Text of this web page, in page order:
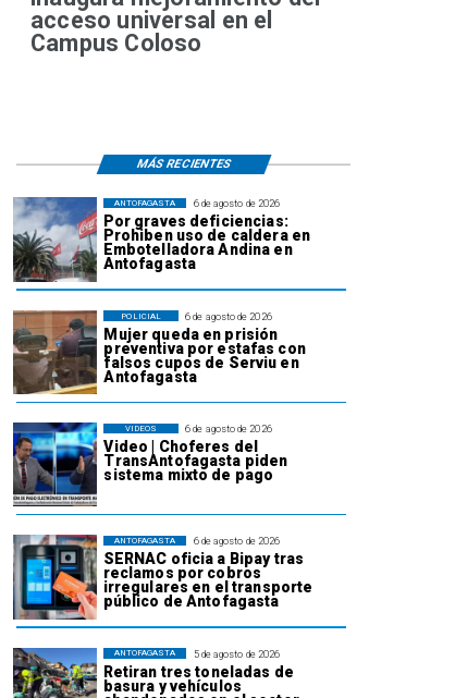
acceso universal en el
Campus Coloso
6 de agosto de 2026
Por graves deficiencias:
Prohiben uso de caldera en
Embotelladora Andina en
Antofagasta
ANTOFAGASTA
6 de agosto de 2026
Mujer queda en prisión
preventiva por estafas con
falsos cupos de Serviu en
Antofagasta
POLICIAL
6 de agosto de 2026
Video | Choferes del
TransAntofagasta piden
sistema mixto de pago
VIDEOS
6 de agosto de 2026
SERNAC oficia a Bipay tras
reclamos por cobros
irregulares en el transporte
público de Antofagasta
ANTOFAGASTA
5 de agosto de 2026
Retiran tres toneladas de
basura y vehículos
ANTOFAGASTA
MÁS RECIENTES